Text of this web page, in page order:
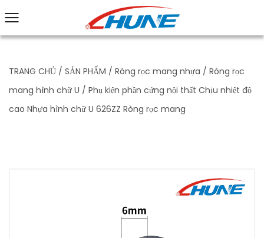
TRANG CHỦ / SẢN PHẨM / Ròng rọc mang nhựa / Ròng rọc
mang hình chữ U / Phụ kiện phần cứng nội thất Chịu nhiệt độ
cao Nhựa hình chữ U 626ZZ Ròng rọc mang